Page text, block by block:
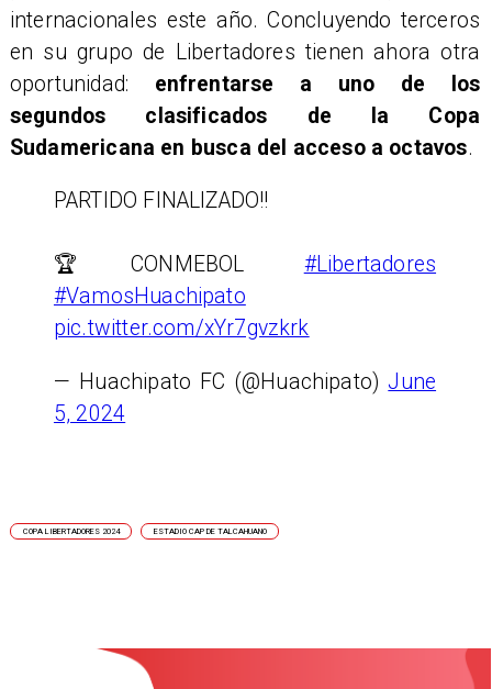
internacionales este año. Concluyendo terceros
en su grupo de Libertadores tienen ahora otra
oportunidad: enfrentarse a uno de los
segundos clasificados de la Copa
Sudamericana en busca del acceso a octavos.
PARTIDO FINALIZADO‼️
🏆CONMEBOL #Libertadores
#VamosHuachipato
pic.twitter.com/xYr7gvzkrk
— Huachipato FC (@Huachipato) June
5, 2024
COPA LIBERTADORES 2024 ESTADIO CAP DE TALCAHUANO